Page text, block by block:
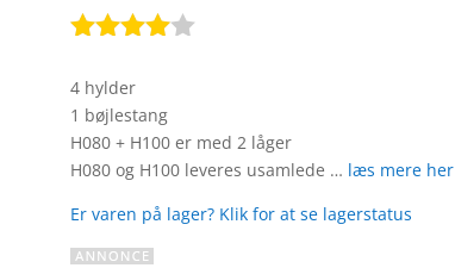
som
ud af 5
baseret
på
kundebed
ømmels
er
4 hylder
1 bøjlestang
H080 + H100 er med 2 låger
H080 og H100 leveres usamlede … læs mere her
Er varen på lager? Klik for at se lagerstatus